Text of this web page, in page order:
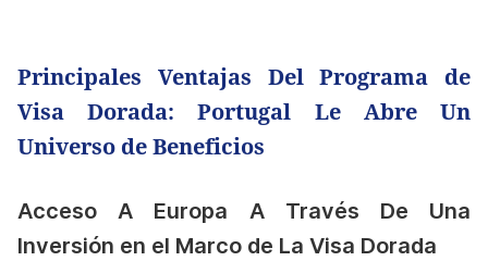
Principales Ventajas Del Programa de
Visa Dorada: Portugal Le Abre Un
Universo de Beneficios
Acceso A Europa A Través De Una
Inversión en el Marco de La Visa Dorada